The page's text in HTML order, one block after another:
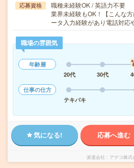
応募資格
職種未経験OK / 英語力不要
業界未経験もOK！【こんな
ータ入力経験があり電話対
職場の雰囲気
年齢層
20代
30代
仕事の仕方
テキパキ
気になる! 応募へ進む
派遣会社 アデコ株式